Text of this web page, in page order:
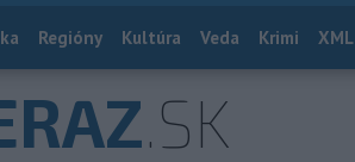
Regióny Kultúra Veda Krimi
.SK